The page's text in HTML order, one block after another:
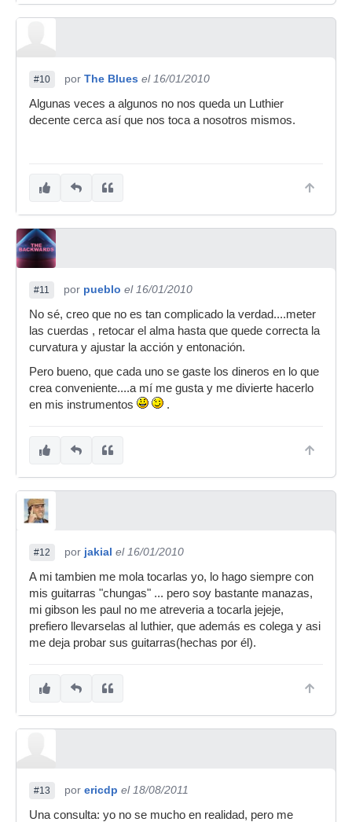
#10 por The Blues el 16/01/2010
Algunas veces a algunos no nos queda un Luthier
decente cerca así que nos toca a nosotros mismos.
#11 por pueblo el 16/01/2010
No sé, creo que no es tan complicado la verdad....meter
las cuerdas , retocar el alma hasta que quede correcta la
curvatura y ajustar la acción y entonación.
Pero bueno, que cada uno se gaste los dineros en lo que
crea conveniente....a mí me gusta y me divierte hacerlo
en mis instrumentos
.
#12 por jakial el 16/01/2010
A mi tambien me mola tocarlas yo, lo hago siempre con
mis guitarras "chungas" ... pero soy bastante manazas,
mi gibson les paul no me atreveria a tocarla jejeje,
prefiero llevarselas al luthier, que además es colega y asi
me deja probar sus guitarras(hechas por él).
#13 por ericdp el 18/08/2011
Una consulta: yo no se mucho en realidad, pero me